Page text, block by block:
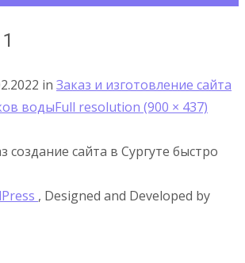
in Заказ и изготовление сайта
водыFull resolution (900 × 437)
создание сайта в Сургуте быстро
, Designed and Developed by